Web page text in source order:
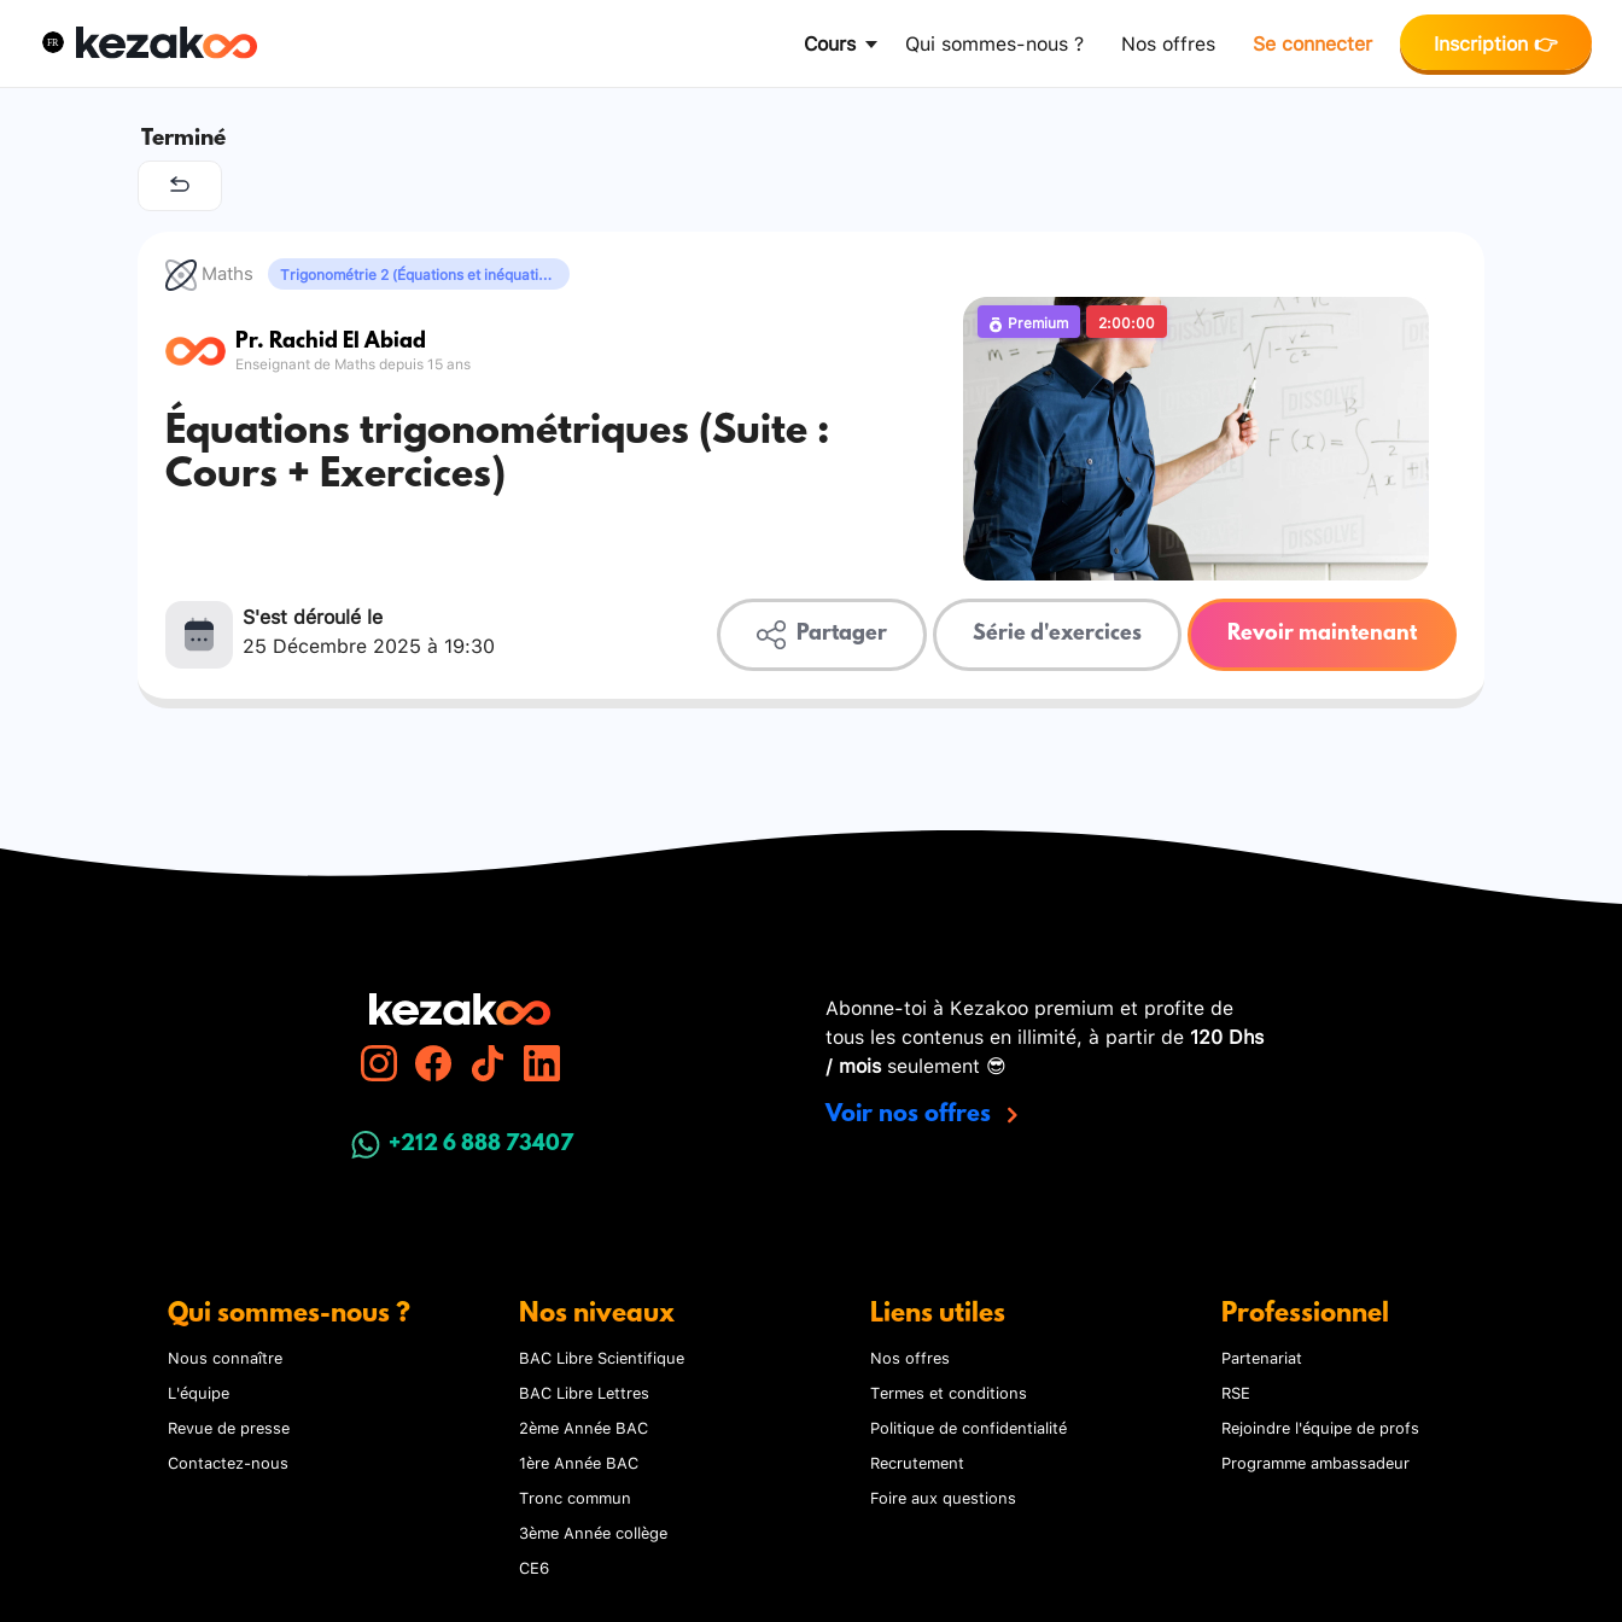
Cours Qui sommes-nous ? Nos offres Se connecter Inscription 👉
Terminé
Maths Trigonométrie 2 (Équations et inéquations trigonométriques)
Pr. Rachid El Abiad
Enseignant de Maths depuis 15 ans
Équations trigonométriques (Suite :
Cours + Exercices)
Premium 2:00:00
S'est déroulé le
25 Décembre 2025 à 19:30
Partager Série d'exercices Revoir maintenant
+212 6 888 73407
Abonne-toi à Kezakoo premium et profite de
tous les contenus en illimité, à partir de 120 Dhs
/ moisseulement 😎
Voir nos offres
Qui sommes-nous ?
Nous connaître
L'équipe
Revue de presse
Contactez-nous
Nos niveaux
BAC Libre Scientifique
BAC Libre Lettres
2ème Année BAC
1ère Année BAC
Tronc commun
3ème Année collège
CE6
Liens utiles
Nos offres
Termes et conditions
Politique de confidentialité
Recrutement
Foire aux questions
Professionnel
Partenariat
RSE
Rejoindre l'équipe de profs
Programme ambassadeur